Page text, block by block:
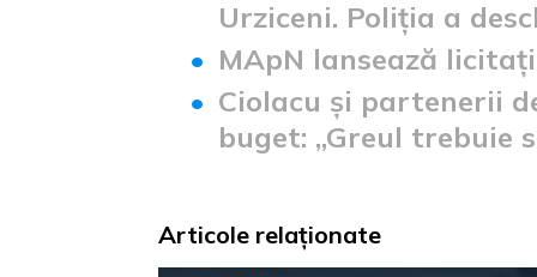
Urziceni. Poliția a
MApN lansează
Ciolacu și partenerii
buget: „Greul
Articole relaționate